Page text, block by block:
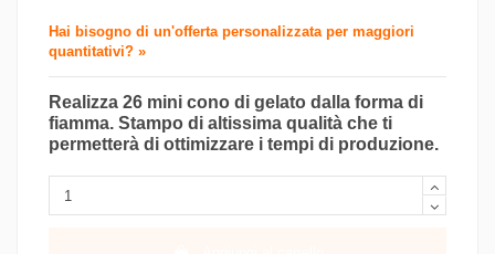
Hai bisogno di un'offerta personalizzata per maggiori
quantitativi? »
Realizza 26 mini cono di gelato dalla forma di
fiamma. Stampo di altissima qualità che ti
permetterà di ottimizzare i tempi di produzione.